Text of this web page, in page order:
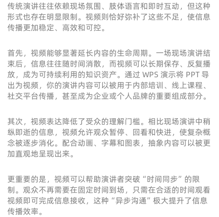
传统演讲往往依赖现场氛围、肢体语言和即时互动，但这种
形式也存在明显限制。视频则恰好弥补了这些不足，使信息
传播更加稳定、高效和可控。
首先，视频能够显著延长内容的生命周期。一场现场演讲结
束后，信息往往随时间消散，而视频可以长期保存、反复播
放，成为可持续利用的知识资产。通过 WPS 演示将 PPT 导
出为视频，你的演讲内容可以被用于内部培训、线上课程、
社交平台传播，甚至成为企业或个人品牌的重要组成部分。
其次，视频表达降低了受众的理解门槛。相比现场演讲中稍
纵即逝的信息，视频允许观众暂停、回看和快进，使复杂概
念被逐步消化。配合动画、字幕和图表，抽象内容可以被更
加直观地呈现出来。
更重要的是，视频可以帮助演讲者突破“时间同步”的限
制。观众不再需要在固定时间到场，只需在合适的时间观看
视频即可完成信息接收，这种“异步沟通”极大提升了信息
传播效率。